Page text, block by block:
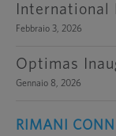
International
Febbraio 3, 2026
Optimas
Gennaio 8, 2026
RIMANI